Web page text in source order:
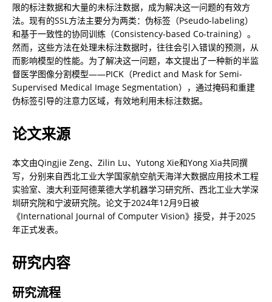
限的标注数据和大量的未标注数据，成为解决这一问题的有效方
法。现有的SSL方法主要分为两类：伪标签（Pseudo-labeling）
和基于一致性的协同训练（Consistency-based Co-training）。
然而，这些方法在处理未标注数据时，往往会引入错误的预测，从
而影响模型的性能。为了解决这一问题，本文提出了一种新的半监
督医学图像分割模型——PICK（Predict and Mask for Semi-
Supervised Medical Image Segmentation），通过掩码和重建
伪标签引导的注意力区域，有效地利用未标注数据。
论文来源
本文由Qingjie Zeng、Zilin Lu、Yutong Xie和Yong Xia共同撰
写，分别来自西北工业大学国家航空航天海洋大数据应用技术工程
实验室、澳大利亚阿德莱德大学机器学习研究所、西北工业大学深
圳研究院和宁波研究院。论文于2024年12月9日被
《International Journal of Computer Vision》接受，并于2025
年正式发表。
研究内容
研究流程